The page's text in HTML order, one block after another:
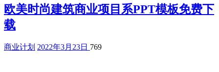
欧美时尚建筑商业项目系PPT模板免费下
载
商业计划 2022年3月23日 769